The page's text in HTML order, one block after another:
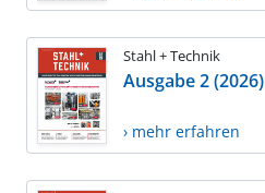
Stahl + Technik
Ausgabe 2 (2026)
› mehr erfahren